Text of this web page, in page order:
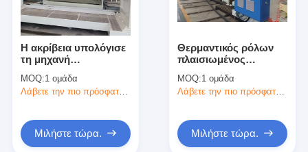
Η ακρίβεια υπολόγισε
τη μηχανή
στρώματα Τύπου,
εξοπλισμός
στρώματα 845μM
εμπορικός
MOQ:1 ομάδα
Λάβετε την πιο πρόσφατη τιμή
Μιλήστε τώρα.
Θερμαντικός ρόλων
πλαισιωμένος
τοποθέτησης σε
στρώματα μηχανών
εναλλασσόμενου
ρεύματος ψηφιακός
διανυσματικός
MOQ:1 ομάδα
Λάβετε την πιο πρόσφατη τιμή
Μιλήστε τώρα.